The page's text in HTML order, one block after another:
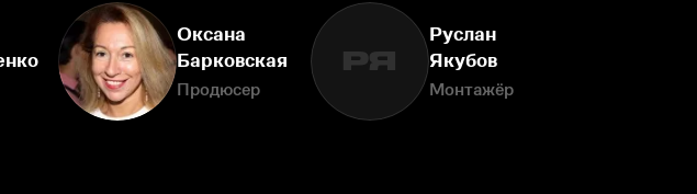
Оксана
Барковская
Продюсер
РЯ
Руслан
Якубов
Монтажёр